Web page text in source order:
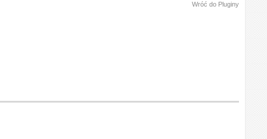
Wróć do Pluginy